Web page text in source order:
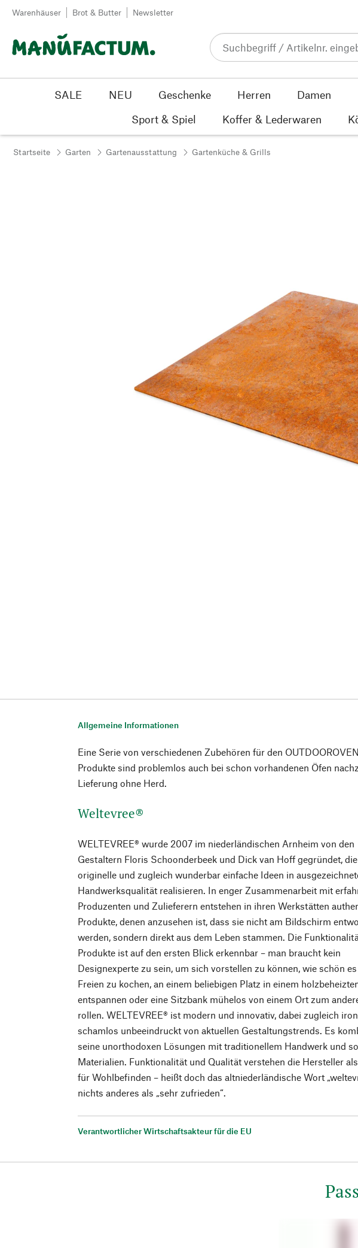
Zum Inhalt springen
Warenhäuser Brot & Butter Newsletter
SALE NEU Geschenke Herren Damen
Sport & Spiel
Koffer & Lederwaren
Startseite Garten Gartenausstattung Gartenküche & Grills
Allgemeine Informationen
Eine Serie von verschiedenen Zubehören für den
Produkte sind problemlos auch bei schon vorhandenen Öfen
Lieferung ohne Herd.
Weltevree®
WELTEVREE® wurde 2007 im niederländischen Arnheim von den
Gestaltern Floris Schoonderbeek und Dick van Hoff gegründet, die
originelle und zugleich wunderbar einfache Ideen in
Handwerksqualität realisieren. In enger Zusammenarbeit mit
Produzenten und Zulieferern entstehen in ihren Werkstätten
Produkte, denen anzusehen ist, dass sie nicht am Bildschirm
werden, sondern direkt aus dem Leben stammen. Die
Produkte ist auf den ersten Blick erkennbar – man braucht kein
Designexperte zu sein, um sich vorstellen zu können, wie schön
Freien zu kochen, an einem beliebigen Platz in einem
entspannen oder eine Sitzbank mühelos von einem Ort zum
rollen. WELTEVREE® ist modern und innovativ, dabei zugleich
schamlos unbeeindruckt von aktuellen Gestaltungstrends. Es
seine unorthodoxen Lösungen mit traditionellem Handwerk und
Materialien. Funktionalität und Qualität verstehen die Hersteller
für Wohlbefinden – heißt doch das altniederländische Wort
nichts anderes als „sehr zufrieden“.
Verantwortlicher Wirtschaftsakteur für die EU